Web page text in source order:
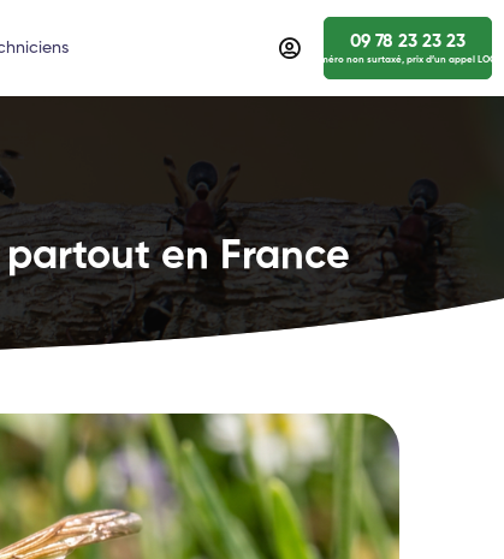
09 78 23 23 23
numéro non surtaxé, prix d’un appel
en France